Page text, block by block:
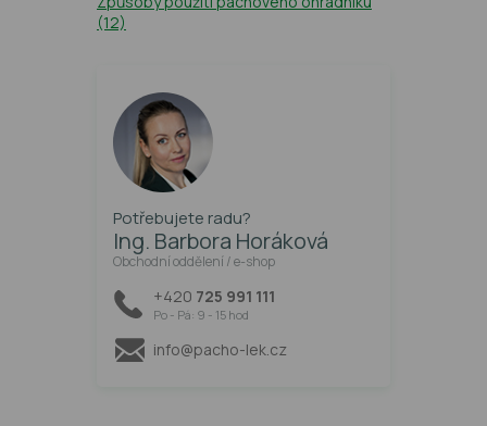
(12)
Potřebujete radu?
Ing. Barbora Horáková
Obchodní oddělení / e-shop
+420 725 991 111
Po - Pá: 9 - 15 hod
info@pacho-lek.cz